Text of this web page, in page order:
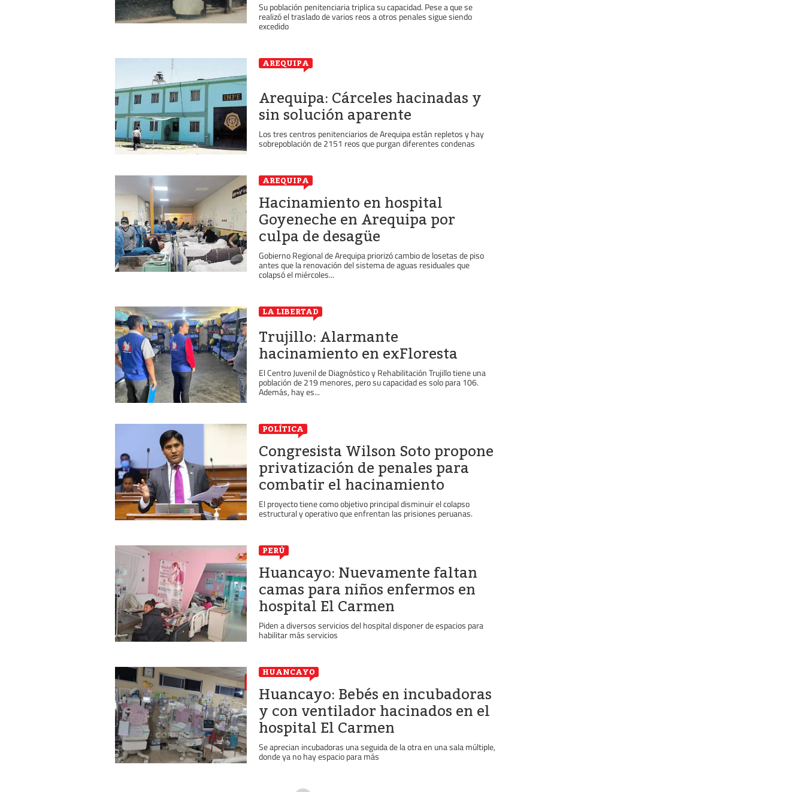
Su población penitenciaria triplica su capacidad. Pese a que se
realizó el traslado de varios reos a otros penales sigue siendo
excedido
AREQUIPA
Arequipa: Cárceles hacinadas y
sin solución aparente
Los tres centros penitenciarios de Arequipa están repletos y hay
sobrepoblación de 2151 reos que purgan diferentes condenas
AREQUIPA
Hacinamiento en hospital
Goyeneche en Arequipa por
culpa de desagüe
Gobierno Regional de Arequipa priorizó cambio de losetas de piso
antes que la renovación del sistema de aguas residuales que
colapsó el miércoles...
LA LIBERTAD
Trujillo: Alarmante
hacinamiento en exFloresta
El Centro Juvenil de Diagnóstico y Rehabilitación Trujillo tiene una
población de 219 menores, pero su capacidad es solo para 106.
Además, hay es...
POLÍTICA
Congresista Wilson Soto propone
privatización de penales para
combatir el hacinamiento
El proyecto tiene como objetivo principal disminuir el colapso
estructural y operativo que enfrentan las prisiones peruanas.
PERÚ
Huancayo: Nuevamente faltan
camas para niños enfermos en
hospital El Carmen
Piden a diversos servicios del hospital disponer de espacios para
habilitar más servicios
HUANCAYO
Huancayo: Bebés en incubadoras
y con ventilador hacinados en el
hospital El Carmen
Se aprecian incubadoras una seguida de la otra en una sala múltiple,
donde ya no hay espacio para más